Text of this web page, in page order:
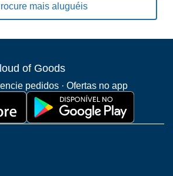
mais aluguéis
of Goods
pedidos · Ofertas no app